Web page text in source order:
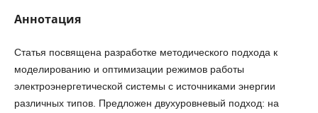
Аннотация
Статья посвящена разработке методического подхода к
моделированию и оптимизации режимов работы
электроэнергетической системы с источниками энергии
различных типов. Предложен двухуровневый подход: на